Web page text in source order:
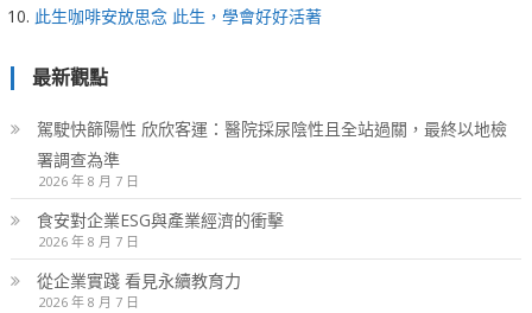
此生咖啡安放思念 此生，學會好好活著
最新觀點
駕駛快篩陽性 欣欣客運：醫院採尿陰性且全站過關，最終以地檢
署調查為準
2026 年 8 月 7 日
食安對企業ESG與產業經濟的衝擊
2026 年 8 月 7 日
從企業實踐 看見永續教育力
2026 年 8 月 7 日